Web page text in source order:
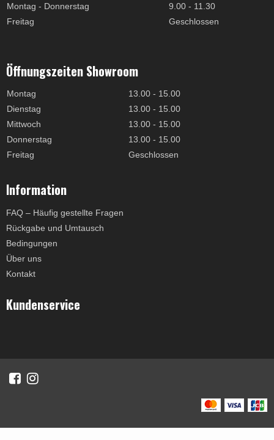
Montag - Donnerstag
9.00 - 11.30
Freitag
Geschlossen
Öffnungszeiten Showroom
Montag
13.00 - 15.00
Dienstag
13.00 - 15.00
Mittwoch
13.00 - 15.00
Donnerstag
13.00 - 15.00
Freitag
Geschlossen
Information
FAQ – Häufig gestellte Fragen
Rückgabe und Umtausch
Bedingungen
Über uns
Kontakt
Kundenservice